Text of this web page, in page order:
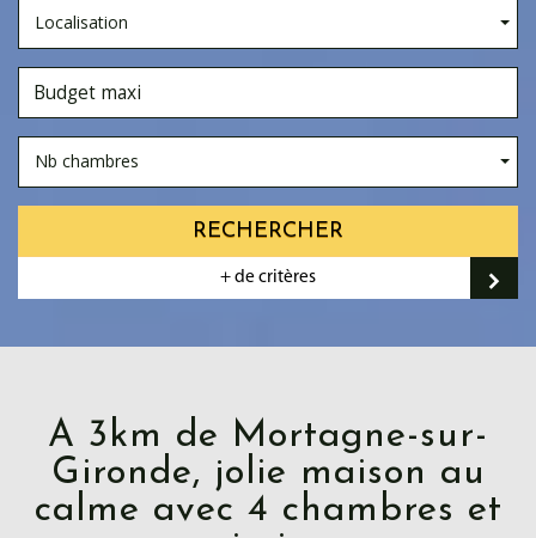
Localisation
Nb chambres
RECHERCHER
+ de critères
A 3km de Mortagne-sur-
Gironde, jolie maison au
calme avec 4 chambres et